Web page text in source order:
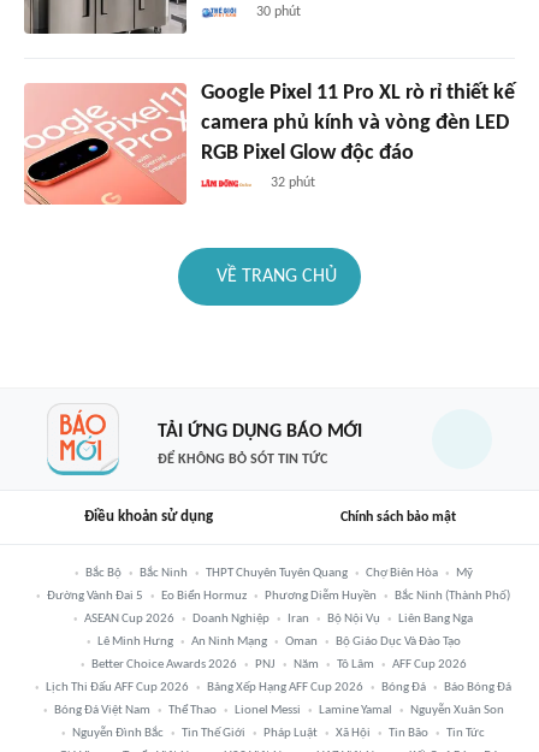
30 phút
Google Pixel 11 Pro XL rò rỉ thiết kế
camera phủ kính và vòng đèn LED
RGB Pixel Glow độc đáo
32 phút
VỀ TRANG CHỦ
TẢI ỨNG DỤNG BÁO MỚI
ĐỂ KHÔNG BỎ SÓT TIN TỨC
Điều khoản sử dụng Chính sách bảo mật
Bắc Bộ Bắc Ninh THPT Chuyên Tuyên Quang Chợ Biên Hòa
Mỹ
Đường Vành Đai 5
Eo Biển Hormuz Phương Diễm Huyền
Bắc Ninh (thành Phố)
ASEAN Cup 2026
Doanh Nghiệp Iran Bộ Nội Vụ
Liên Bang Nga
Lê Minh Hưng
An Ninh Mạng Oman
Bộ Giáo Dục Và Đào Tạo
Better Choice Awards 2026
PNJ Năm Tô Lâm
AFF Cup 2026
Lịch Thi Đấu AFF Cup 2026
Bảng Xếp Hạng AFF Cup 2026 Bóng Đá
Báo Bóng Đá
Bóng Đá Việt Nam
Thể Thao Lionel Messi Lamine Yamal
Nguyễn Xuân Son
Nguyễn Đình Bắc
Tin Thế Giới Pháp Luật Xã Hội Tin Bão
Tin Tức